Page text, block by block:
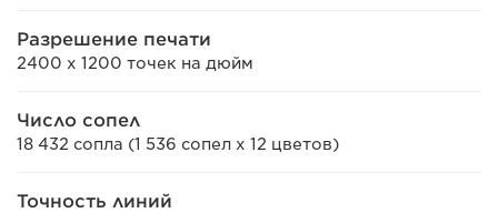
Разрешение печати
2400 x 1200 точек на дюйм
Число сопел
18 432 сопла (1 536 сопел x 12 цветов)
Точность линий